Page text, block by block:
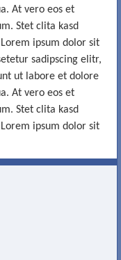
At vero eos et
Stet clita kasd
ipsum dolor sit
sadipscing elitr,
ut labore et dolore
At vero eos et
Stet clita kasd
ipsum dolor sit